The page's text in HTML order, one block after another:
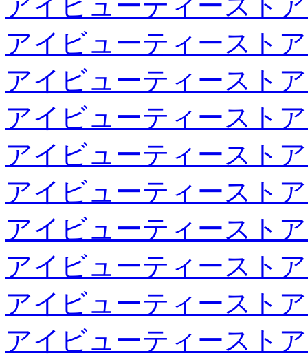
アイビューティースト
アイビューティースト
アイビューティースト
アイビューティースト
アイビューティースト
アイビューティースト
アイビューティースト
アイビューティースト
アイビューティースト